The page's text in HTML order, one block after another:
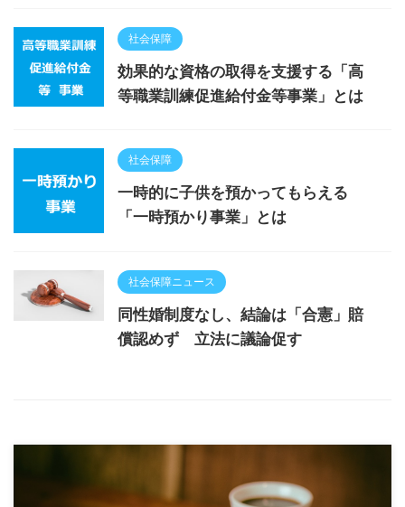
社会保障
効果的な資格の取得を支援する「高
等職業訓練促進給付金等事業」とは
社会保障
一時的に子供を預かってもらえる
「一時預かり事業」とは
社会保障ニュース
同性婚制度なし、結論は「合憲」賠
償認めず 立法に議論促す